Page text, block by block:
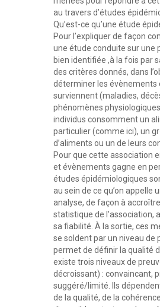
au travers d’études
Qu’est-ce qu’une étude
Pour l’expliquer de façon
une étude conduite sur une
bien identifiée ,à la fois par
des critères donnés, dans
déterminer les évènements
surviennent (maladies,
phénomènes
individus consomment un
particulier (comme ici), un
d’aliments ou un de leurs
Pour que cette association
et évènements gagne en
études épidémiologiques
au sein de ce qu’on appelle
analyse, de façon à
statistique de l’association,
sa fiabilité. À la sortie, ces
se soldent par un niveau de
permet de définir la qualité de
existe trois niveaux de
décroissant) : convaincant,
suggéré/limité. Ils
de la qualité, de la